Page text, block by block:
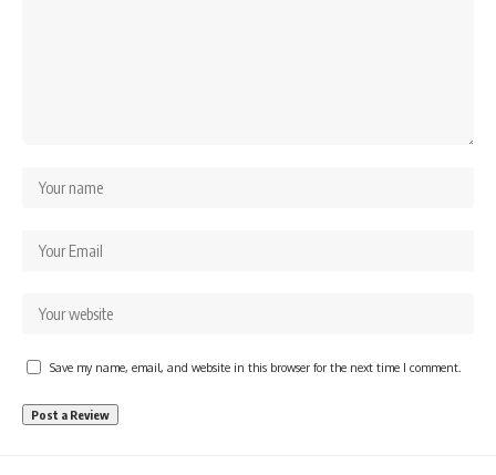
Save my name, email, and website in this browser for the next time I comment.